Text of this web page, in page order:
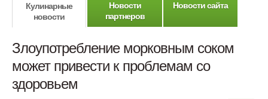
Кулинарные
новости
Новости
партнеров
Новости сайта
Злоупотребление морковным соком
может привести к проблемам со
здоровьем